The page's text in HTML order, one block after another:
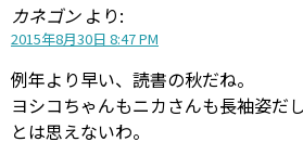
カネゴン より:
2015年8月30日 8:47 PM
例年より早い、読書の秋だね。
ヨシコちゃんもニカさんも長袖姿だ
とは思えないわ。